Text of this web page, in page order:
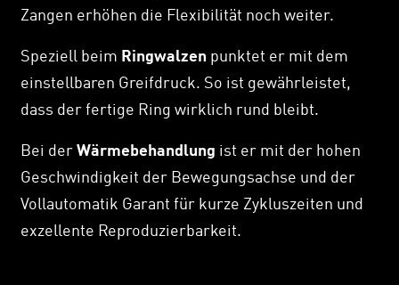
Zangen erhöhen die Flexibilität noch weiter.
Speziell beim Ringwalzen punktet er mit dem
einstellbaren Greifdruck. So ist gewährleistet,
dass der fertige Ring wirklich rund bleibt.
Bei der Wärmebehandlung ist er mit der hohen
Geschwindigkeit der Bewegungsachse und der
Vollautomatik Garant für kurze Zykluszeiten und
exzellente Reproduzierbarkeit.